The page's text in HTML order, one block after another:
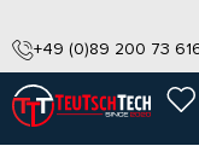
+49 (0)89 200 73